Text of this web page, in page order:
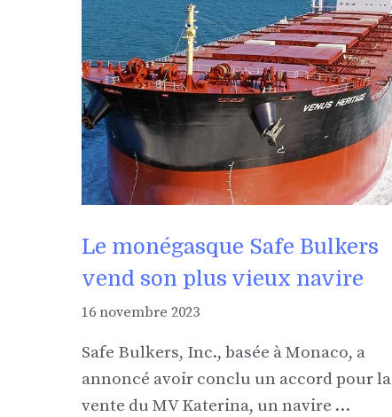
Le monégasque Safe Bulkers
vend son plus vieux navire
16 novembre 2023
Safe Bulkers, Inc., basée à Monaco, a
annoncé avoir conclu un accord pour la
vente du MV Katerina, un navire …